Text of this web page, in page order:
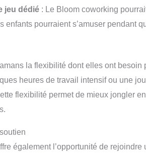
jeu dédié: Le Bloom coworking
enfants pourraient s’amuser pendant
la flexibilité dont elles ont
heures de travail intensif ou une
flexibilité permet de mieux jongler
également l’opportunité de